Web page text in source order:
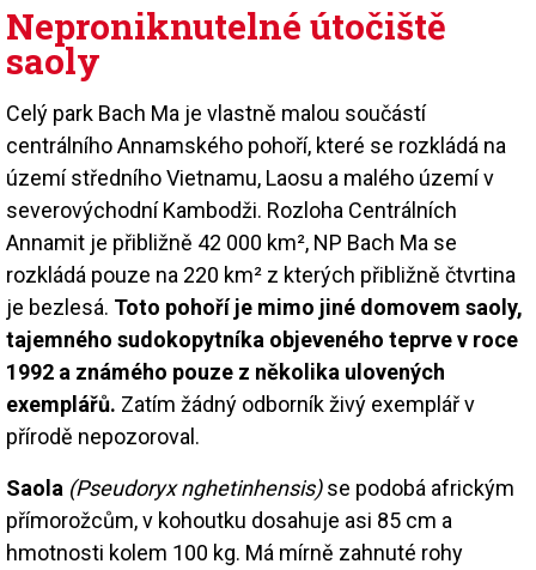
Neproniknutelné útočiště
saoly
Celý park Bach Ma je vlastně malou součástí
centrálního Annamského pohoří, které se rozkládá na
území středního Vietnamu, Laosu a malého území v
severovýchodní Kambodži. Rozloha Centrálních
Annamit je přibližně 42 000 km², NP Bach Ma se
rozkládá pouze na 220 km² z kterých přibližně čtvrtina
je bezlesá. Toto pohoří je mimo jiné domovem saoly,
tajemného sudokopytníka objeveného teprve v roce
1992 a známého pouze z několika ulovených
exemplářů. Zatím žádný odborník živý exemplář v
přírodě nepozoroval.
Saola (Pseudoryx nghetinhensis)se podobá africkým
přímorožcům, v kohoutku dosahuje asi 85 cm a
hmotnosti kolem 100 kg. Má mírně zahnuté rohy